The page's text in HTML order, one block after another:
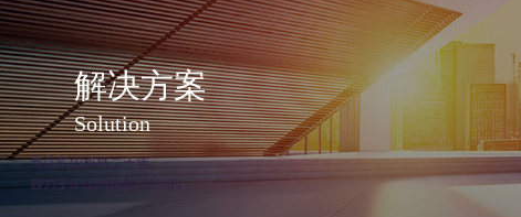
解决方案
Solution